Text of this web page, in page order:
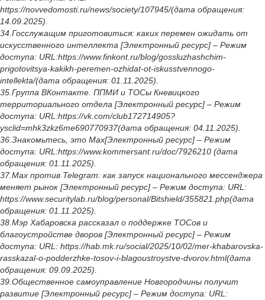
https://novvedomosti.ru/news/society/107945/(дата обращения:
14.09.2025).
34.Госслужащим приготовиться: каких перемен ожидать от
искусственного интеллекта [Электронный ресурс] – Режим
доступа: URL:https://www.finkont.ru/blog/gossluzhashchim-
prigotovitsya-kakikh-peremen-ozhidat-ot-iskusstvennogo-
intellekta/(дата обращения: 01.11.2025).
35.Группа ВКонтакте. ППМИ и ТОСы Кневицкого
территориального отдела [Электронный ресурс] – Режим
доступа: URL:https://vk.com/club172714905?
ysclid=mhk3zkz6me690770937(дата обращения: 04.11.2025).
36.Знакомьтесь, это Max[Электронный ресурс] – Режим
доступа: URL:https://www.kommersant.ru/doc/7926210 (дата
обращения: 01.11.2025).
37.Max против Telegram: как запуск национального мессенджера
меняет рынок [Электронный ресурс] – Режим доступа: URL:
https://www.securitylab.ru/blog/personal/Bitshield/355821.php(дата
обращения: 01.11.2025).
38.Мэр Хабаровска рассказал о поддержке ТОСов и
благоустройстве дворов [Электронный ресурс] – Режим
доступа: URL: https://hab.mk.ru/social/2025/10/02/mer-khabarovska-
rasskazal-o-podderzhke-tosov-i-blagoustroystve-dvorov.html(дата
обращения: 09.09.2025).
39.Общественное самоуправление Новгородчины получит
развитие [Электронный ресурс] – Режим доступа: URL: